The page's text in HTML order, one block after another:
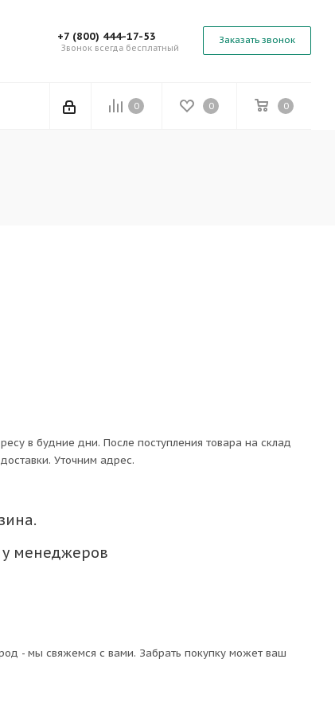
+7 (800) 444-17-53
Звонок всегда бесплатный
Заказать звонок
0 0 0
в будние дни. После поступления товара на склад
Уточним адрес.
у менеджеров
- мы свяжемся с вами. Забрать покупку может ваш